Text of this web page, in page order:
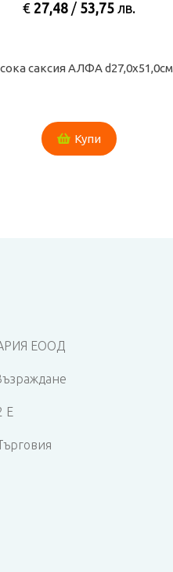
€ 27,48/ 53,75лв.
саксия АЛФА d27,0х51,0см
Купи
ЕООД
Е